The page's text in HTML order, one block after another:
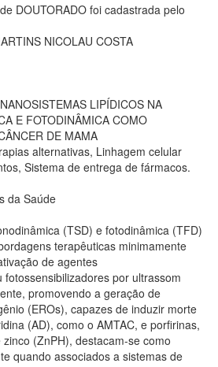
DOUTORADO foi cadastrada pelo
NICOLAU COSTA
LIPÍDICOS NA
E FOTODINÂMICA COMO
DE MAMA
alternativas, Linhagem celular
Sistema de entrega de fármacos.
da Saúde
(TSD) e fotodinâmica (TFD)
terapêuticas minimamente
de agentes
por ultrassom
promovendo a geração de
(EROs), capazes de induzir morte
(AD), como o AMTAC, e porfirinas,
(ZnPH), destacam-se como
quando associados a sistemas de